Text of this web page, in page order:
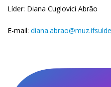
Líder: Diana Cuglovici Abrão
E-mail: